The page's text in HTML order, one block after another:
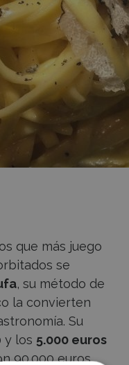
que más juego
se
, su método de
la convierten
Su
y los 5.000 euros
90.000 euros